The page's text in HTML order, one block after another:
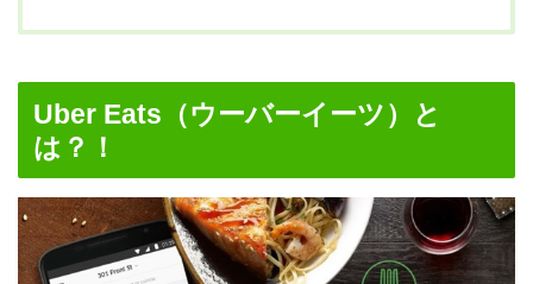
Uber Eats（ウーバーイーツ）と
は？！